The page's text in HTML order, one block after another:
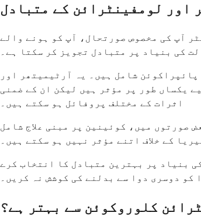
اور لومفینٹرائن کے متبادل
آپ کی مخصوص صورتحال، آپ کو ہونے والے
کی بنیاد پر متبادل تجویز کر سکتا ہے۔
شامل ہیں۔ یہ آرٹیمیتھر اور
یکساں طور پر مؤثر ہیں لیکن ان کے ضمنی
اثرات کے مختلف پروفائل ہو سکتے ہیں۔
صورتوں میں، کوئینین پر مبنی علاج شامل
کے خلاف اتنے مؤثر نہیں ہو سکتے ہیں۔
بنیاد پر بہترین متبادل کا انتخاب کرے
دوسری دوا سے بدلنے کی کوشش نہ کریں۔
کلوروکوئن سے بہتر ہے؟